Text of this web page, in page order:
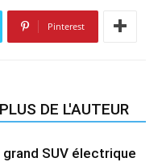
Pinterest
PLUS DE L'AUTEUR
grand SUV électrique